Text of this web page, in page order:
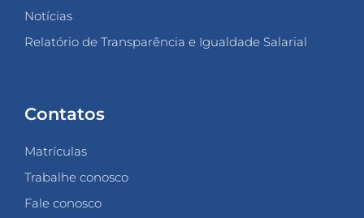
Notícias
Relatório de Transparência e Igualdade Salarial
Contatos
Matrículas
Trabalhe conosco
Fale conosco